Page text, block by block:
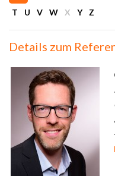
T
U V W X Y Z
Details zum